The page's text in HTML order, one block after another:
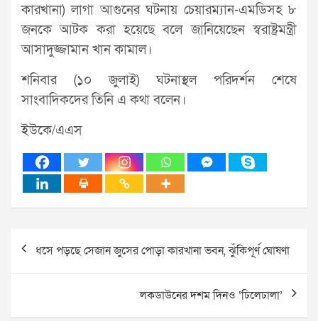
কারখানা) লাগা আগুনের ঘটনায় চেয়ারম্যান-এমডিসহ ৮
জনকে আটক করা হয়েছে বলে জানিয়েছেন স্বরাষ্ট্রমন্ত্রী
আসাদুজ্জামান খান কামাল।
শনিবার (১০ জুলাই) ঘটনাস্থল পরিদর্শন শেষে
সাংবাদিকদের তিনি এ কথা বলেন।
ইউকে/এএস
Post
navigation
ধসে পড়ছে সেজান জুসের পোড়া কারখানা ভবন, ঝুঁকিপূর্ণ ঘোষণা
লকডাউনের দশম দিনও ‘ঢিলেঢালা’